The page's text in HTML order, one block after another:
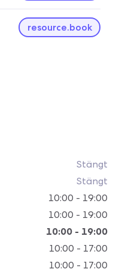
resource.book
Stängt
Stängt
10:00 - 19:00
10:00 - 19:00
10:00 - 19:00
10:00 - 17:00
10:00 - 17:00